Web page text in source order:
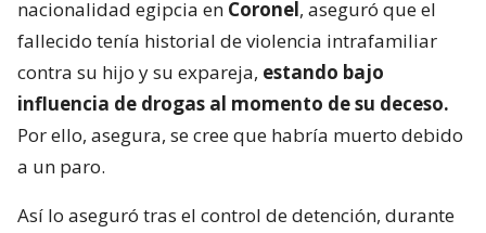
nacionalidad egipcia en Coronel, aseguró que el
fallecido tenía historial de violencia intrafamiliar
contra su hijo y su expareja, estando bajo
influencia de drogas al momento de su deceso.
Por ello, asegura, se cree que habría muerto debido
a un paro.
Así lo aseguró tras el control de detención, durante